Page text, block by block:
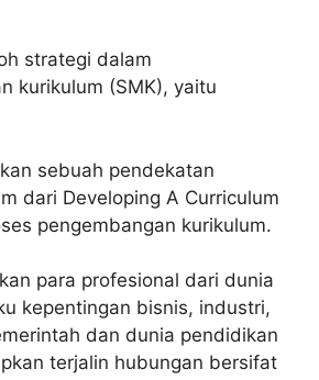
strategi dalam
kurikulum (SMK), yaitu
sebuah pendekatan
dari Developing A Curriculum
pengembangan kurikulum.
para profesional dari dunia
kepentingan bisnis, industri,
dan dunia pendidikan
terjalin hubungan bersifat